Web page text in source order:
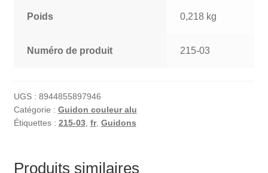
Poids 0,218 kg
Numéro de produit 215-03
UGS : 8944855897946
Catégorie : Guidon couleur alu
Étiquettes : 215-03, fr, Guidons
Produits similaires